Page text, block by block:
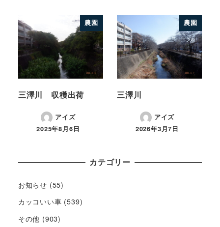
農園
三澤川 収穫出荷
アイズ
2025年8月6日
農園
三澤川
アイズ
2026年3月7日
カテゴリー
お知らせ (55)
カッコいい車 (539)
その他 (903)